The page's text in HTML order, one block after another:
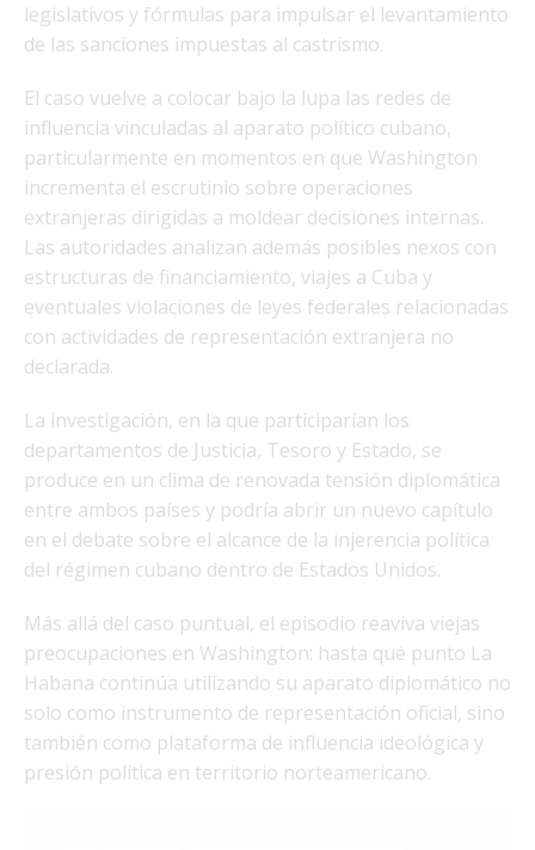
legislativos y fórmulas para impulsar el levantamiento
de las sanciones impuestas al castrismo.
El caso vuelve a colocar bajo la lupa las redes de
influencia vinculadas al aparato político cubano,
particularmente en momentos en que Washington
incrementa el escrutinio sobre operaciones
extranjeras dirigidas a moldear decisiones internas.
Las autoridades analizan además posibles nexos con
estructuras de financiamiento, viajes a Cuba y
eventuales violaciones de leyes federales relacionadas
con actividades de representación extranjera no
declarada.
La investigación, en la que participarían los
departamentos de Justicia, Tesoro y Estado, se
produce en un clima de renovada tensión diplomática
entre ambos países y podría abrir un nuevo capítulo
en el debate sobre el alcance de la injerencia política
del régimen cubano dentro de Estados Unidos.
Más allá del caso puntual, el episodio reaviva viejas
preocupaciones en Washington: hasta qué punto La
Habana continúa utilizando su aparato diplomático no
solo como instrumento de representación oficial, sino
también como plataforma de influencia ideológica y
presión política en territorio norteamericano.